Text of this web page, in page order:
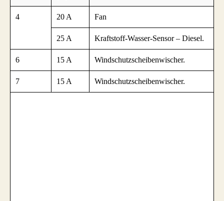
4 20 A Fan
25 A Kraftstoff-Wasser-Sensor – Diesel.
6 15 A Windschutzscheibenwischer.
7 15 A Windschutzscheibenwischer.